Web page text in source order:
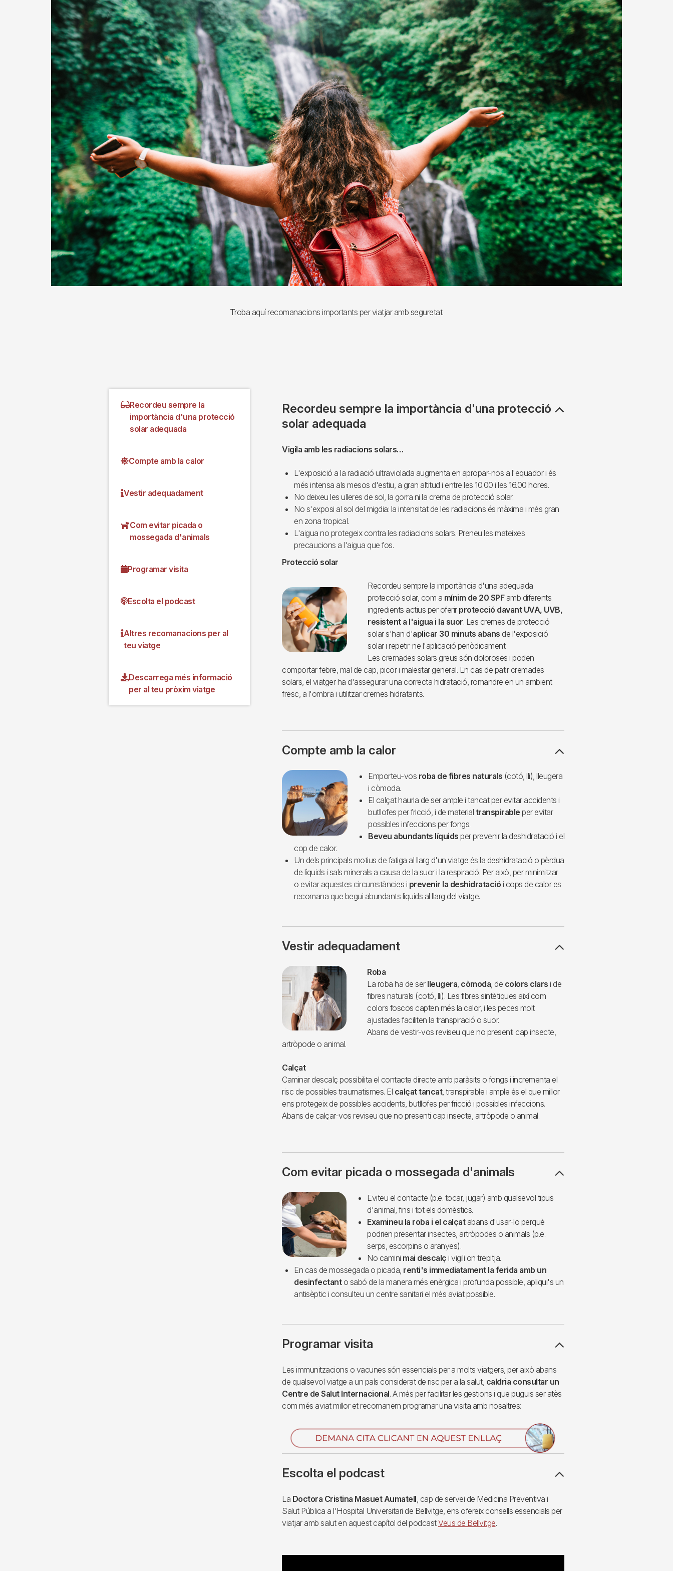
Troba aquí recomanacions importants per viatjar amb seguretat.
Recordeu sempre la
importància d'una protecció
solar adequada
Compte amb la calor
Vestir adequadament
Com evitar picada o
mossegada d'animals
Programar visita
Escolta el podcast
Altres recomanacions per al
teu viatge
Descarrega més informació
per al teu pròxim viatge
Recordeu sempre la importància d'una protecció
solar adequada
Vigila amb les radiacions solars…
L'exposició a la radiació ultraviolada augmenta en apropar-nos a l'equador i és
més intensa als mesos d'estiu, a gran altitud i entre les 10.00 i les 16.00 hores.
No deixeu les ulleres de sol, la gorra ni la crema de protecció solar.
No s'exposi al sol del migdia: la intensitat de les radiacions és màxima i més gran
en zona tropical.
L'aigua no protegeix contra les radiacions solars. Preneu les mateixes
precaucions a l'aigua que fos.
Protecció solar
Imagen
Recordeu sempre la importància d'una adequada
protecció solar, com a mínim de 20 SPFamb diferents
ingredients actius per oferir protecció davant UVA, UVB,
resistent a l'aigua i la suor. Les cremes de protecció
solar s'han d'aplicar 30 minuts abans de l'exposició
solar i repetir-ne l'aplicació periòdicament.
Les cremades solars greus són doloroses i poden
comportar febre, mal de cap, picor i malestar general. En cas de patir cremades
solars, el viatger ha d'assegurar una correcta hidratació, romandre en un ambient
fresc, a l'ombra i utilitzar cremes hidratants.
Compte amb la calor
Imagen Emporteu-vos roba de fibres naturals (cotó, lli), lleugera
i còmoda.
El calçat hauria de ser ample i tancat per evitar accidents i
butllofes per fricció, i de material transpirable per evitar
possibles infeccions per fongs.
Beveu abundants líquids per prevenir la deshidratació i el
cop de calor.
Un dels principals motius de fatiga al llarg d'un viatge és la deshidratació o pèrdua
de líquids i sals minerals a causa de la suor i la respiració. Per això, per minimitzar
o evitar aquestes circumstàncies i prevenir la deshidratació i cops de calor es
recomana que begui abundants líquids al llarg del viatge.
Vestir adequadament
Imagen
Roba
La roba ha de ser lleugera còmoda , de colors clars i de
fibres naturals (cotó, lli). Les fibres sintètiques així com
colors foscos capten més la calor, i les peces molt
ajustades faciliten la transpiració o suor.
Abans de vestir-vos reviseu que no presenti cap insecte,
artròpode o animal.
Calçat
Caminar descalç possibilita el contacte directe amb paràsits o fongs i incrementa el
risc de possibles traumatismes. El calçat tancat, transpirable i ample és el que millor
ens protegeix de possibles accidents, butllofes per fricció i possibles infeccions.
Abans de calçar-vos reviseu que no presenti cap insecte, artròpode o animal.
Com evitar picada o mossegada d'animals
Imagen
Eviteu el contacte (p.e. tocar, jugar) amb qualsevol tipus
d'animal, fins i tot els domèstics.
Examineu la roba i el calçatabans d'usar-lo perquè
podrien presentar insectes, artròpodes o animals (p.e.
serps, escorpins o aranyes).
No camini mai descalç i vigili on trepitja.
En cas de mossegada o picada, renti's immediatament la ferida amb un
desinfectanto sabó de la manera més enèrgica i profunda possible, apliqui's un
antisèptic i consulteu un centre sanitari el més aviat possible.
Programar visita
Les immunitzacions o vacunes són essencials per a molts viatgers, per això abans
de qualsevol viatge a un país considerat de risc per a la salut, caldria consultar un
Centre de Salut Internacional. A més per facilitar les gestions i que puguis ser atès
com més aviat millor et recomanem programar una visita amb nosaltres:
Imagen
Escolta el podcast
La Doctora Cristina Masuet Aumatell, cap de servei de Medicina Preventiva i
Salut Pública a l'Hospital Universitari de Bellvitge, ens ofereix consells essencials per
viatjar amb salut en aquest capítol del podcastVeus de Bellvitge.